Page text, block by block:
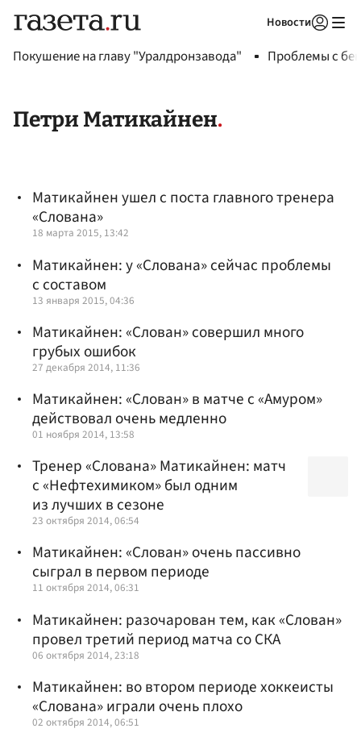
Новости
Покушение на главу "Уралдронзавода" Проблемы с
Петри Матикайнен
Матикайнен ушел с поста главного тренера
«Слована»
18 марта 2015, 13:42
Матикайнен: у «Слована» сейчас проблемы
с составом
13 января 2015, 04:36
Матикайнен: «Слован» совершил много
грубых ошибок
27 декабря 2014, 11:36
Матикайнен: «Слован» в матче с «Амуром»
действовал очень медленно
01 ноября 2014, 13:58
Тренер «Слована» Матикайнен: матч
с «Нефтехимиком» был одним
из лучших в сезоне
23 октября 2014, 06:54
Матикайнен: «Слован» очень пассивно
сыграл в первом периоде
11 октября 2014, 06:31
Матикайнен: разочарован тем, как «Слован»
провел третий период матча со СКА
06 октября 2014, 23:18
Матикайнен: во втором периоде хоккеисты
«Слована» играли очень плохо
02 октября 2014, 06:51